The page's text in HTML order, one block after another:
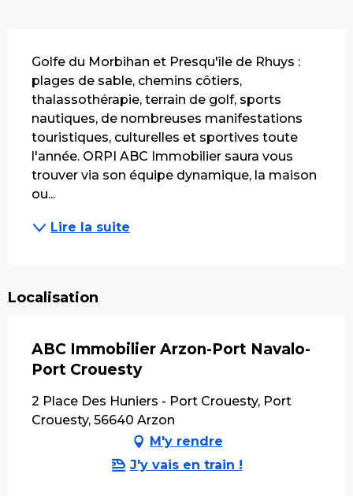
Golfe du Morbihan et Presqu'île de Rhuys :
plages de sable, chemins côtiers,
thalassothérapie, terrain de golf, sports
nautiques, de nombreuses manifestations
touristiques, culturelles et sportives toute
l'année. ORPI ABC Immobilier saura vous
trouver via son équipe dynamique, la maison
ou...
Lire la suite
Localisation
ABC Immobilier Arzon-Port Navalo-
Port Crouesty
2 Place Des Huniers - Port Crouesty, Port
Crouesty, 56640 Arzon
M'y rendre
J'y vais en train !